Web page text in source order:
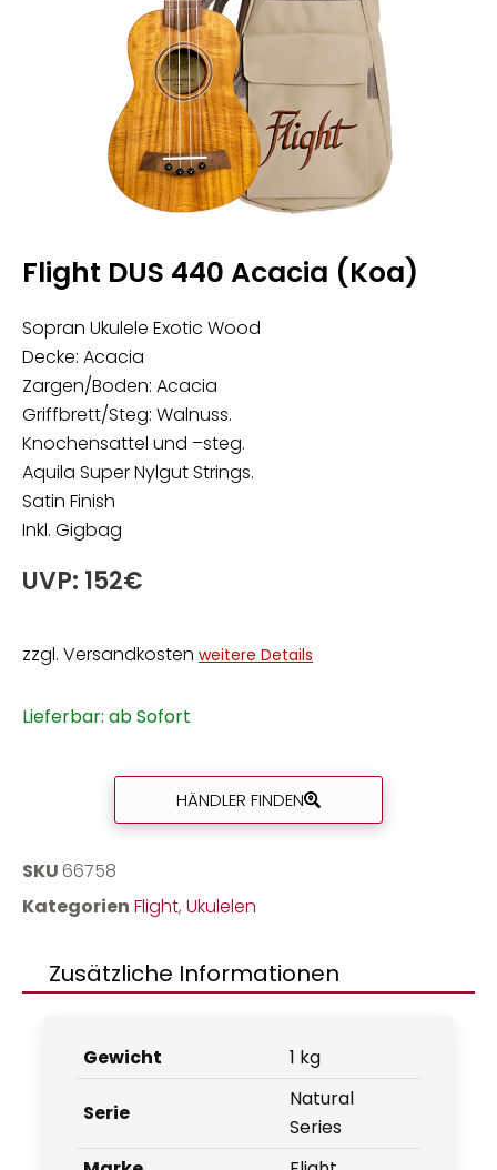
Flight DUS 440 Acacia (Koa)
Sopran Ukulele Exotic Wood
Decke: Acacia
Zargen/Boden: Acacia
Griffbrett/Steg: Walnuss.
Knochensattel und –steg.
Aquila Super Nylgut Strings.
Satin Finish
Inkl. Gigbag
UVP: 152€
zzgl. Versandkosten weitere Details
Lieferbar: ab Sofort
HÄNDLER FINDEN
SKU 66758
Kategorien Flight, Ukulelen
Zusätzliche Informationen
Gewicht 1 kg
Serie
Natural
Series